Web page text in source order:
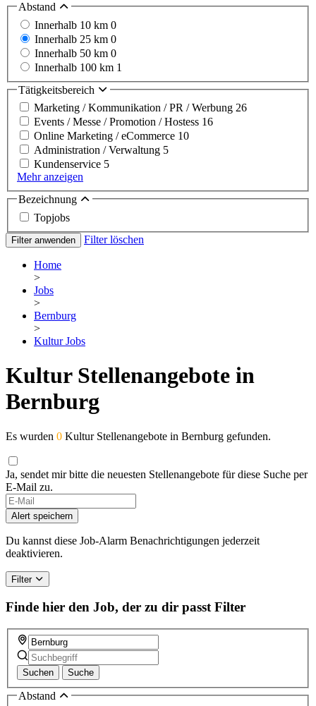
Abstand
Innerhalb 10 km 0
Innerhalb 25 km 0
Innerhalb 50 km 0
Innerhalb 100 km 1
Tätigkeitsbereich
Marketing / Kommunikation / PR / Werbung 26
Events / Messe / Promotion / Hostess 16
Online Marketing / eCommerce 10
Administration / Verwaltung 5
Kundenservice 5
Mehr anzeigen
Bezeichnung
Topjobs
Filter anwenden Filter löschen
Home
>
Jobs
>
Bernburg
>
Kultur Jobs
Kultur Stellenangebote in
Bernburg
Es wurden 0 Kultur Stellenangebote in Bernburg gefunden.
Ja, sendet mir bitte die neuesten Stellenangebote für diese Suche per
E-Mail zu.
Alert speichern
Du kannst diese Job-Alarm Benachrichtigungen jederzeit
deaktivieren.
Filter
Finde hier den Job, der zu dir passt Filter
Suchen Suche
Abstand